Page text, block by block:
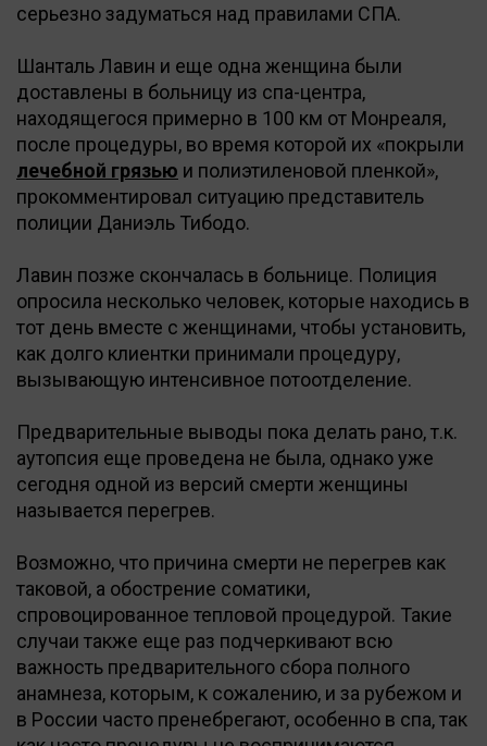
серьезно задуматься над правилами СПА.
Шанталь Лавин и еще одна женщина были
доставлены в больницу из спа-центра,
находящегося примерно в 100 км от Монреаля,
после процедуры, во время которой их «покрыли
лечебной грязью и полиэтиленовой пленкой»,
прокомментировал ситуацию представитель
полиции Даниэль Тибодо.
Лавин позже скончалась в больнице. Полиция
опросила несколько человек, которые находись в
тот день вместе с женщинами, чтобы установить,
как долго клиентки принимали процедуру,
вызывающую интенсивное потоотделение.
Предварительные выводы пока делать рано, т.к.
аутопсия еще проведена не была, однако уже
сегодня одной из версий смерти женщины
называется перегрев.
Возможно, что причина смерти не перегрев как
таковой, а обострение соматики,
спровоцированное тепловой процедурой. Такие
случаи также еще раз подчеркивают всю
важность предварительного сбора полного
анамнеза, которым, к сожалению, и за рубежом и
в России часто пренебрегают, особенно в спа, так